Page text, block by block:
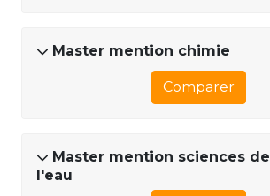
Master mention chimie
Comparer
Master mention sciences de
l'eau